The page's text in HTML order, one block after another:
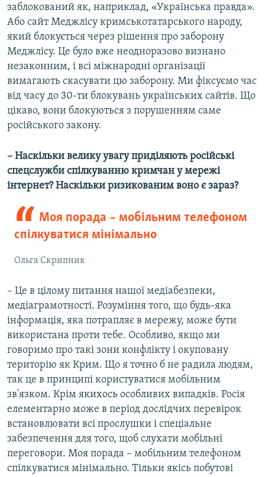
заблокований як, наприклад, «Українська правда».
Або сайт Меджлісу кримськотатарського народу,
який блокується через рішення про заборону
Меджлісу. Це було вже неодноразово визнано
незаконним, і всі міжнародні організації
вимагають скасувати цю заборону. Ми фіксуємо час
від часу до 30-ти блокувань українських сайтів. Що
цікаво, вони блокуються з порушенням саме
російського закону.
– Наскільки велику увагу приділяють російські
спецслужби спілкуванню кримчан у мережі
інтернет? Наскільки ризикованим воно є зараз?
Моя порада – мобільним телефоном
спілкуватися мінімально
Ольга Скрипник
– Це в цілому питання нашої медіабезпеки,
медіаграмотності. Розуміння того, що будь-яка
інформація, яка потрапляє в мережу, може бути
використана проти тебе. Особливо, якщо ми
говоримо про такі зони конфлікту і окуповану
територію як Крим. Що я точно б не радила людям,
так це в принципі користуватися мобільним
зв'язком. Крім якихось особливих випадків. Росія
елементарно може в період дослідчих перевірок
встановлювати всі прослушки і спеціальне
забезпечення для того, щоб слухати мобільні
переговори. Моя порада – мобільним телефоном
спілкуватися мінімально. Тільки якісь побутові